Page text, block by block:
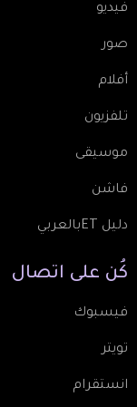
فيديو
صور
أفلام
تلفزيون
موسيقى
فاشن
دليل ETبالعربي
كُن على اتصال
فيسبوك
تويتر
انستقرام